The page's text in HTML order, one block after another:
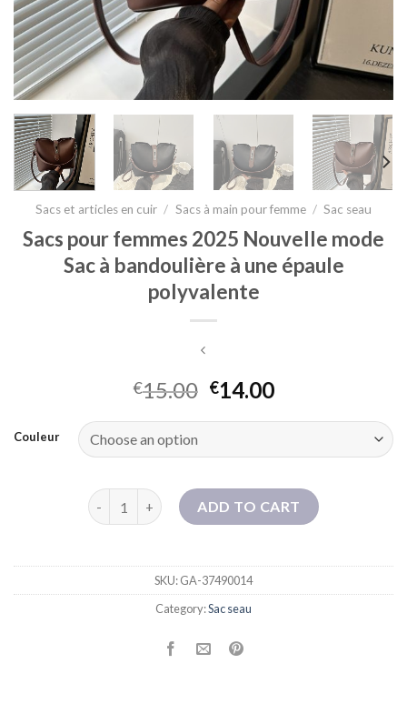
Sacs et articles en cuir / Sacs à main pour femme / Sac seau
Sacs pour femmes 2025 Nouvelle mode
Sac à bandoulière à une épaule
polyvalente
€15.00 €14.00
Couleur
Sacs pour femmes 2025 Nouvelle mode Sac à
ADD TO CART
SKU:GA-37490014
Category:Sac seau